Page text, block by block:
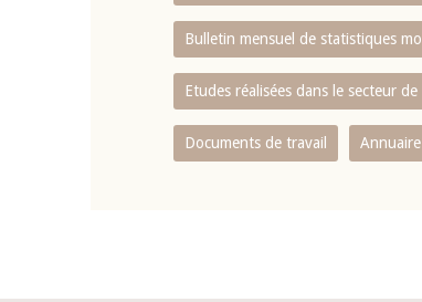
Bulletin mensuel de statistiques
Etudes réalisées dans le secteur
Documents de travail